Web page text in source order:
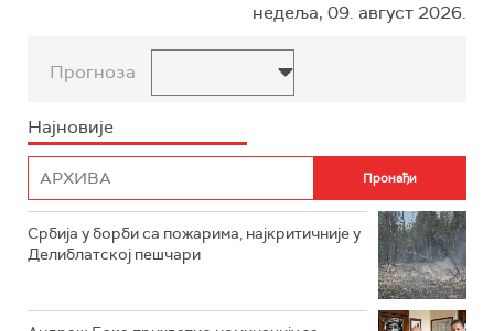
недеља, 09. август 2026.
Прогноза
Најновије
Србија у борби са пожарима, најкритичније у
Делиблатској пешчари